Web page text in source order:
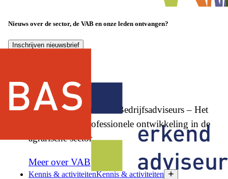
Nieuws over de sector, de VAB en onze leden ontvangen?
Inschrijven nieuwsbrief
Vereniging Agrarische Bedrijfsadviseurs – Het
netwerk voor professionele ontwikkeling in de
agrarische sector.
Meer over VAB
Kennis & activiteitenKennis & activiteiten